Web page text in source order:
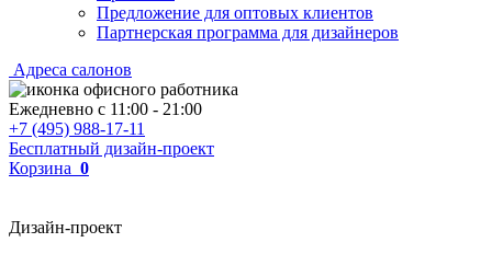
Предложение для оптовых клиентов
Партнерская программа для дизайнеров
Адреса салонов
Ежедневно с 11:00 - 21:00
+7 (495) 988-17-11
Бесплатный дизайн-проект
Корзина 0
Дизайн-проект